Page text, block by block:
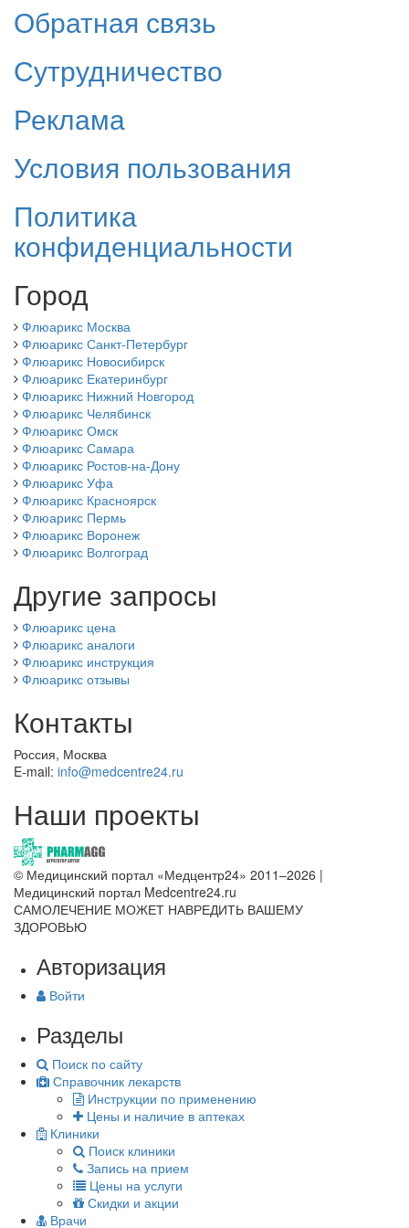
Обратная связь
Сутрудничество
Реклама
Условия пользования
Политика
конфиденциальности
Город
Флюарикс Москва
Флюарикс Санкт-Петербург
Флюарикс Новосибирск
Флюарикс Екатеринбург
Флюарикс Нижний Новгород
Флюарикс Челябинск
Флюарикс Омск
Флюарикс Самара
Флюарикс Ростов-на-Дону
Флюарикс Уфа
Флюарикс Красноярск
Флюарикс Пермь
Флюарикс Воронеж
Флюарикс Волгоград
Другие запросы
Флюарикс цена
Флюарикс аналоги
Флюарикс инструкция
Флюарикс отзывы
Контакты
Россия, Москва
E-mail: info@medcentre24.ru
Наши проекты
© Медицинский портал «Медцентр24» 2011–2026 |
Медицинский портал Medcentre24.ru
САМОЛЕЧЕНИЕ МОЖЕТ НАВРЕДИТЬ ВАШЕМУ
ЗДОРОВЬЮ
Авторизация
Войти
Разделы
Поиск по сайту
Справочник лекарств
Инструкции по применению
Цены и наличие в аптеках
Клиники
Поиск клиники
Запись на прием
Цены на услуги
Скидки и акции
Врачи